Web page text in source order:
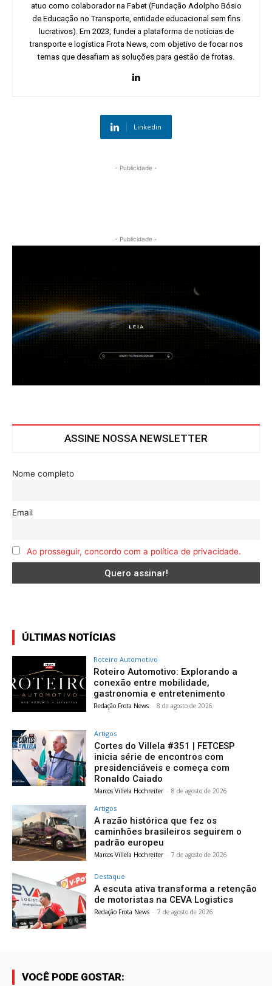
atuo como colaborador na Fabet (Fundação Adolpho Bósio
de Educação no Transporte, entidade educacional sem fins
lucrativos). Em 2023, fundei a plataforma de notícias de
transporte e logística Frota News, com objetivo de focar nos
temas que desafiam as soluções para gestão de frotas.
Linkedin
- Publicidade -
- Publicidade -
ASSINE NOSSA NEWSLETTER
Nome completo
Email
Ao prosseguir, concordo com a política de privacidade.
ÚLTIMAS NOTÍCIAS
Roteiro Automotivo
Roteiro Automotivo: Explorando a
conexão entre mobilidade,
gastronomia e entretenimento
Redação Frota News - 8 de agosto de 2026
Artigos
Cortes do Villela #351 | FETCESP
inicia série de encontros com
presidenciáveis e começa com
Ronaldo Caiado
Marcos Villela Hochreiter - 8 de agosto de 2026
Artigos
A razão histórica que fez os
caminhões brasileiros seguirem o
padrão europeu
Marcos Villela Hochreiter - 7 de agosto de 2026
Destaque
A escuta ativa transforma a retenção
de motoristas na CEVA Logistics
Redação Frota News - 7 de agosto de 2026
VOCÊ PODE GOSTAR: